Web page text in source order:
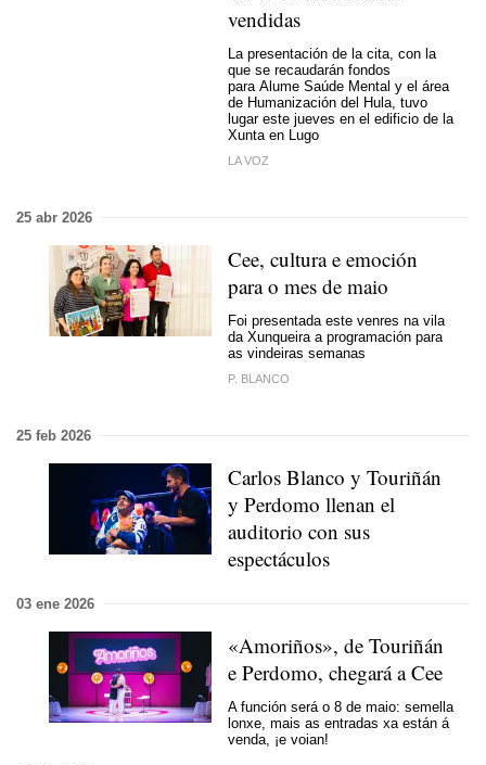
vendidas
La presentación de la cita, con la
que se recaudarán fondos
para Alume Saúde Mental y el área
de Humanización del Hula, tuvo
lugar este jueves en el edificio de la
Xunta en Lugo
LA VOZ
25 abr 2026
Cee, cultura e emoción
para o mes de maio
Foi presentada este venres na vila
da Xunqueira a programación para
as vindeiras semanas
P. BLANCO
25 feb 2026
Carlos Blanco y Touriñán
y Perdomo llenan el
auditorio con sus
espectáculos
03 ene 2026
«Amoriños», de Touriñán
e Perdomo, chegará a Cee
A función será o 8 de maio: semella
lonxe, mais as entradas xa están á
venda, ¡e voian!